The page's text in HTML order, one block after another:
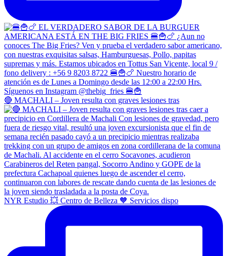
🔴 MACHALI – Joven resulta con graves lesiones tras
NYR Estudio 💥 Centro de Belleza 🧡 Servicios dispo